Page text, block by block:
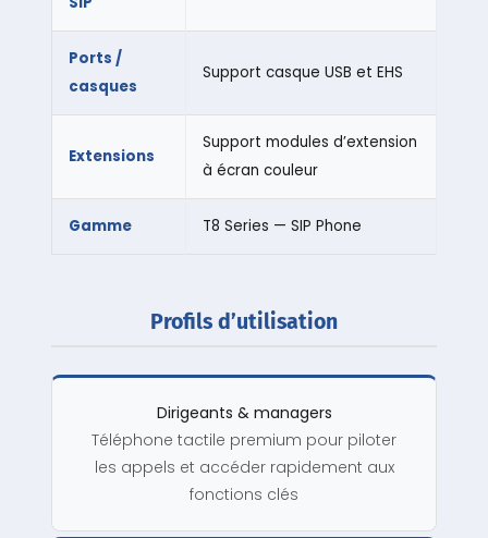
Ports /
casques
Support casque USB et EHS
Extensions
Support modules d’extension
à écran couleur
Gamme T8 Series — SIP Phone
Profils d’utilisation
Dirigeants & managers
Téléphone tactile premium pour piloter
les appels et accéder rapidement aux
fonctions clés